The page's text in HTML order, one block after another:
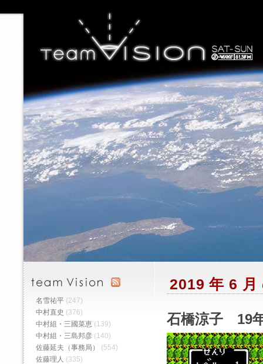
2019 年 6 月
石橋涼子 19
名雪祐平 (247)
中村直史 (376)
中村組・三國菜恵 (139)
中村組・三島邦彦 (140)
佐藤延夫（事務局）
(554)
佐藤理人 (335)